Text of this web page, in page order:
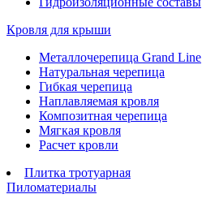
Кровля для крыши
Металлочерепица Grand Line
Натуральная черепица
Гибкая черепица
Наплавляемая кровля
Композитная черепица
Мягкая кровля
Расчет кровли
Плитка тротуарная
Пиломатериалы